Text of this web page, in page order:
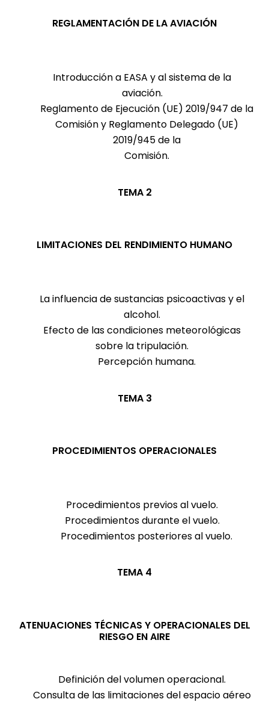
REGLAMENTACIÓN DE LA AVIACIÓN
Introducción a EASA y al sistema de la
aviación.
Reglamento de Ejecución (UE) 2019/947 de la
Comisión y Reglamento Delegado (UE)
2019/945 de la
Comisión.
TEMA 2
LIMITACIONES DEL RENDIMIENTO HUMANO
La influencia de sustancias psicoactivas y el
alcohol.
Efecto de las condiciones meteorológicas
sobre la tripulación.
Percepción humana.
TEMA 3
PROCEDIMIENTOS OPERACIONALES
Procedimientos previos al vuelo.
Procedimientos durante el vuelo.
Procedimientos posteriores al vuelo.
TEMA 4
ATENUACIONES TÉCNICAS Y OPERACIONALES DEL
RIESGO EN AIRE
Definición del volumen operacional.
Consulta de las limitaciones del espacio aéreo